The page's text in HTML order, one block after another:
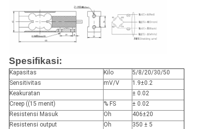
Spesifikasi:
Kapasitas Kilo
5/8/20/30/50
Sensitivitas
mV/V
1.9±0.2
Keakuratan
± 0.02
Creep ((15 menit)
% FS
± 0.02
Resistensi Masuk
Oh
406±20
Resistensi output
Oh
350 ± 5